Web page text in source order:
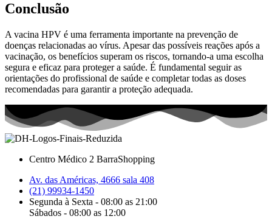
Conclusão
A vacina HPV é uma ferramenta importante na prevenção de
doenças relacionadas ao vírus. Apesar das possíveis reações após a
vacinação, os benefícios superam os riscos, tornando-a uma escolha
segura e eficaz para proteger a saúde. É fundamental seguir as
orientações do profissional de saúde e completar todas as doses
recomendadas para garantir a proteção adequada.
Centro Médico 2 BarraShopping
Av. das Américas, 4666 sala 408
(21) 99934-1450
Segunda à Sexta - 08:00 as 21:00
Sábados - 08:00 as 12:00